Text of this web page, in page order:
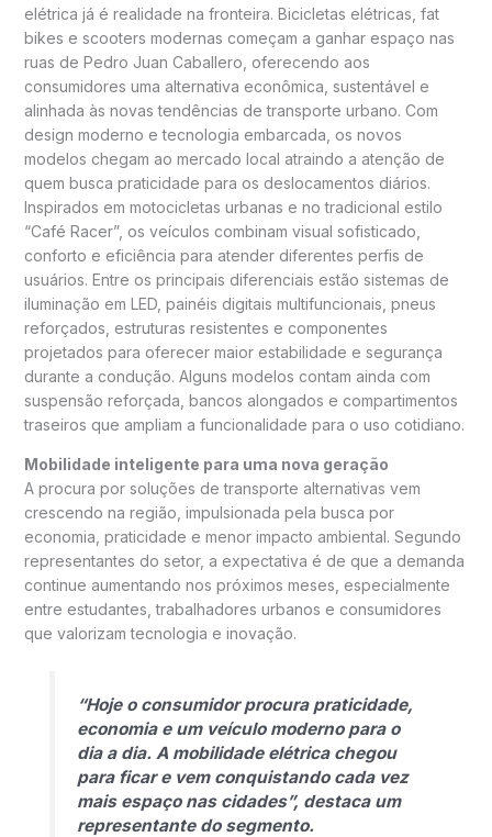
elétrica já é realidade na fronteira. Bicicletas elétricas, fat
bikes e scooters modernas começam a ganhar espaço nas
ruas de Pedro Juan Caballero, oferecendo aos
consumidores uma alternativa econômica, sustentável e
alinhada às novas tendências de transporte urbano. Com
design moderno e tecnologia embarcada, os novos
modelos chegam ao mercado local atraindo a atenção de
quem busca praticidade para os deslocamentos diários.
Inspirados em motocicletas urbanas e no tradicional estilo
“Café Racer”, os veículos combinam visual sofisticado,
conforto e eficiência para atender diferentes perfis de
usuários. Entre os principais diferenciais estão sistemas de
iluminação em LED, painéis digitais multifuncionais, pneus
reforçados, estruturas resistentes e componentes
projetados para oferecer maior estabilidade e segurança
durante a condução. Alguns modelos contam ainda com
suspensão reforçada, bancos alongados e compartimentos
traseiros que ampliam a funcionalidade para o uso cotidiano.
Mobilidade inteligente para uma nova geração
A procura por soluções de transporte alternativas vem
crescendo na região, impulsionada pela busca por
economia, praticidade e menor impacto ambiental. Segundo
representantes do setor, a expectativa é de que a demanda
continue aumentando nos próximos meses, especialmente
entre estudantes, trabalhadores urbanos e consumidores
que valorizam tecnologia e inovação.
“Hoje o consumidor procura praticidade,
economia e um veículo moderno para o
dia a dia. A mobilidade elétrica chegou
para ficar e vem conquistando cada vez
mais espaço nas cidades”, destaca um
representante do segmento.